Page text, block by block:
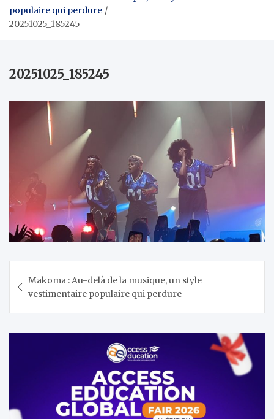
populaire qui perdure
20251025_185245
20251025_185245
de
l’article
Makoma : Au-delà de la musique, un style
vestimentaire populaire qui perdure